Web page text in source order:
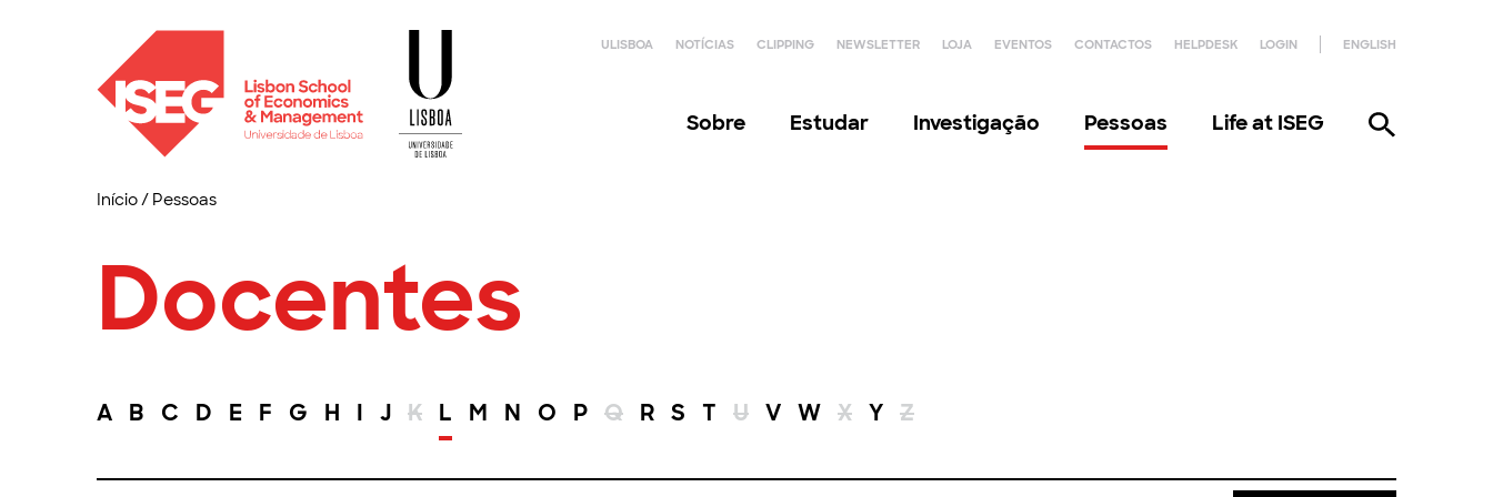
ULISBOA NOTÍCIAS CLIPPING NEWSLETTER LOJA EVENTOS CONTACTOS HELPDESK LOGIN ENGLISH
Sobre Estudar Investigação Pessoas Life at ISEG
Início/ Pessoas
Docentes
A B C D E F G H I J K L M N O P Q R S T U V W X Y Z